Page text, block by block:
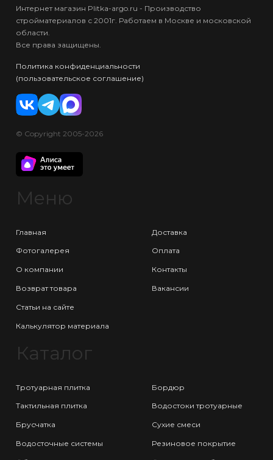
Интернет магазин Plitka-argo.ru - Производство
стройматериалов с 2001г. Работаем в Москве и московской
области.
Все права защищены.
Политика конфиденциальности
(пользовательское соглашение)
© Copyright 2005-2026
Меню
Главная
Фотогалерея
О компании
Возврат товара
Статьи на сайте
Калькулятор материала
Доставка
Оплата
Контакты
Вакансии
Каталог
Тротуарная плитка
Тактильная плитка
Брусчатка
Водосточные системы
Бордюр
Водостоки тротуарные
Сухие смеси
Резиновое покрытие